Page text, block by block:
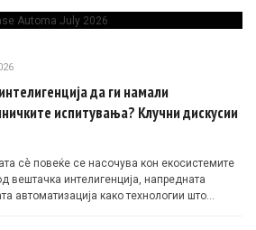
да ги намали
испитувања? Клучни дискусии
сè повеќе се насочува кон екосистемите
вештачка интелигенција, напредната
автоматизација како технологии што